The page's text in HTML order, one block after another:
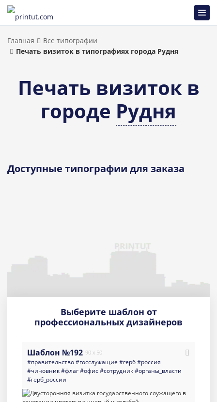
Главная
Все типографии
Печать визиток в типографиях города Рудня
Печать визиток в
городе Рудня
Доступные типографии для заказа
Выберите шаблон от
профессиональных дизайнеров
Шаблон №192 90 x 50
#правительство#госслужащие #герб#россия
#чиновник#флаг#офис#сотрудник#органы_власти
#герб_россии